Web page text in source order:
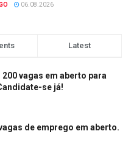
06.08.2026
Latest
200 vagas em aberto para
se já!
de emprego em aberto.